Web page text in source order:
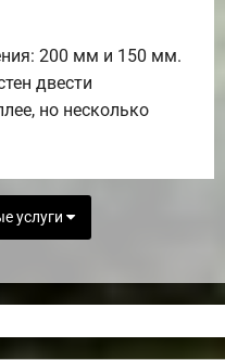
200 мм и 150 мм.
двести
но несколько
услуги